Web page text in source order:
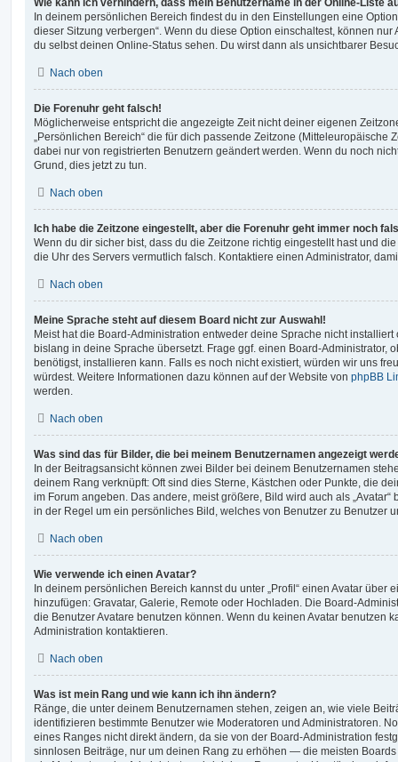
In deinem persönlichen Bereich findest du in den Einstellungen eine
dieser Sitzung verbergen“. Wenn du diese Option einschaltest, können
du selbst deinen Online-Status sehen. Du wirst dann als unsichtbarer
Nach oben
Die Forenuhr geht falsch!
Möglicherweise entspricht die angezeigte Zeit nicht deiner eigenen
„Persönlichen Bereich“ die für dich passende Zeitzone (Mitteleuropäische
dabei nur von registrierten Benutzern geändert werden. Wenn du noch
Grund, dies jetzt zu tun.
Nach oben
Ich habe die Zeitzone eingestellt, aber die Forenuhr geht immer noch
Wenn du dir sicher bist, dass du die Zeitzone richtig eingestellt hast und
die Uhr des Servers vermutlich falsch. Kontaktiere einen Administrator,
Nach oben
Meine Sprache steht auf diesem Board nicht zur Auswahl!
Meist hat die Board-Administration entweder deine Sprache nicht
bislang in deine Sprache übersetzt. Frage ggf. einen Board-Administrator,
benötigst, installieren kann. Falls es noch nicht existiert, würden wir uns
würdest. Weitere Informationen dazu können auf der Website von phpBB
werden.
Nach oben
Was sind das für Bilder, die bei meinem Benutzernamen angezeigt
In der Beitragsansicht können zwei Bilder bei deinem Benutzernamen
deinem Rang verknüpft: Oft sind dies Sterne, Kästchen oder Punkte, die
im Forum angeben. Das andere, meist größere, Bild wird auch als
in der Regel um ein persönliches Bild, welches von Benutzer zu Benutzer
Nach oben
Wie verwende ich einen Avatar?
In deinem persönlichen Bereich kannst du unter „Profil“ einen Avatar über
hinzufügen: Gravatar, Galerie, Remote oder Hochladen. Die Board-
die Benutzer Avatare benutzen können. Wenn du keinen Avatar benutzen
Administration kontaktieren.
Nach oben
Was ist mein Rang und wie kann ich ihn ändern?
Ränge, die unter deinem Benutzernamen stehen, zeigen an, wie viele
identifizieren bestimmte Benutzer wie Moderatoren und Administratoren.
eines Ranges nicht direkt ändern, da sie von der Board-Administration
sinnlosen Beiträge, nur um deinen Rang zu erhöhen — die meisten